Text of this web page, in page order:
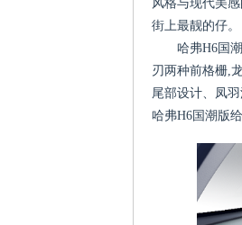
风格与现代美
街上最靓的仔。
哈弗H6国
刃两种前格栅,
尾部设计、凤
哈弗H6国潮版